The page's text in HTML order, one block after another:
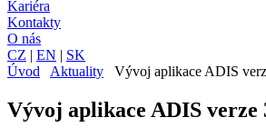
Kariéra
Kontakty
O nás
CZ | EN | SK
Úvod
Aktuality Vývoj aplikace ADIS
Vývoj aplikace ADIS verze